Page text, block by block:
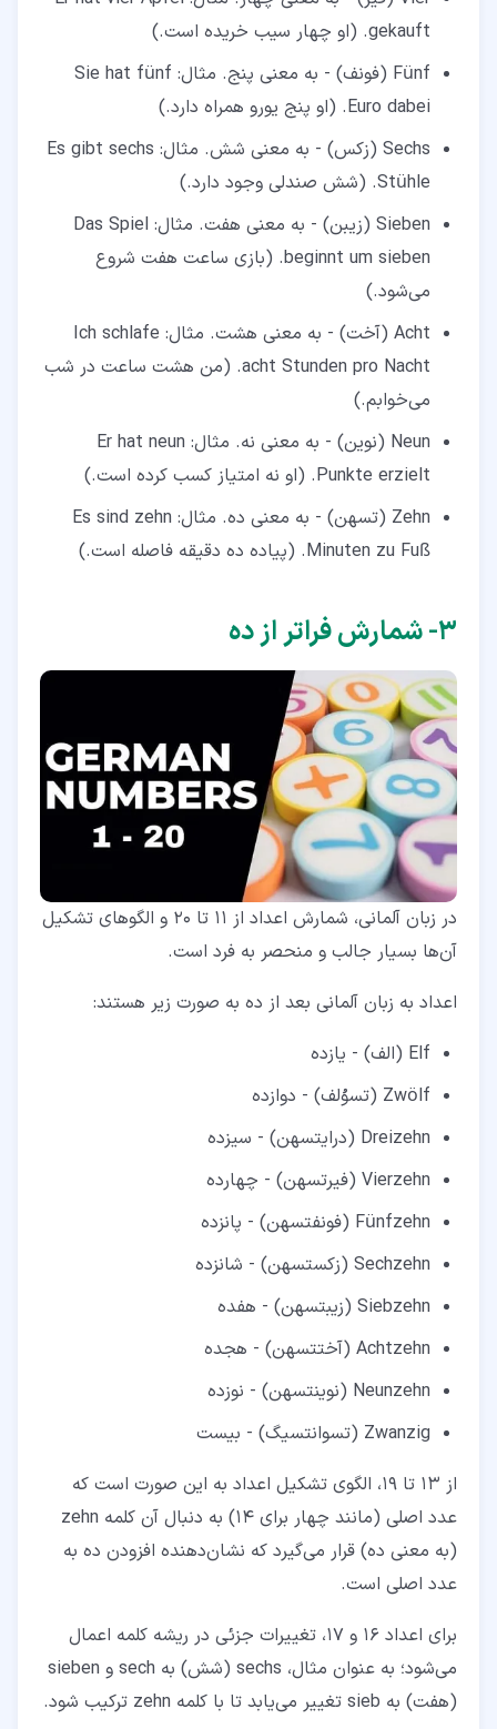
gekauft. (او چهار سیب خریده است.)
Fünf (فونف) - به معنی پنج. مثال: Sie hat fünf
Euro dabei. (او پنج یورو همراه دارد.)
Sechs (زکس) - به معنی شش. مثال: Es gibt sechs
Stühle. (شش صندلی وجود دارد.)
Sieben (زیبن) - به معنی هفت. مثال: Das Spiel
beginnt um sieben. (بازی ساعت هفت شروع
می‌شود.)
Acht (آخت) - به معنی هشت. مثال: Ich schlafe
acht Stunden pro Nacht. (من هشت ساعت در شب
می‌خوابم.)
Neun (نوین) - به معنی نه. مثال: Er hat neun
Punkte erzielt. (او نه امتیاز کسب کرده است.)
Zehn (تسهن) - به معنی ده. مثال: Es sind zehn
Minuten zu Fuß. (پیاده ده دقیقه فاصله است.)
۳‏- شمارش فراتر از ده
در زبان آلمانی، شمارش اعداد از 11 تا 20 و الگوهای تشکیل
آن‌ها بسیار جالب و منحصر به فرد است.
اعداد به زبان آلمانی بعد از ده به صورت زیر هستند:
Elf (الف) - یازده
Zwölf (تسوُلف) - دوازده
Dreizehn (درایتسهن) - سیزده
Vierzehn (فیرتسهن) - چهارده
Fünfzehn (فونفتسهن) - پانزده
Sechzehn (زکستسهن) - شانزده
Siebzehn (زیبتسهن) - هفده
Achtzehn (آختتسهن) - هجده
Neunzehn (نوینتسهن) - نوزده
Zwanzig (تسوانتسیگ) - بیست
از 13 تا 19، الگوی تشکیل اعداد به این صورت است که
عدد اصلی (مانند چهار برای 14) به دنبال آن کلمه zehn
(به معنی ده) قرار می‌گیرد که نشان‌دهنده افزودن ده به
عدد اصلی است.
برای اعداد 16 و 17، تغییرات جزئی در ریشه کلمه اعمال
می‌شود؛ به عنوان مثال، sechs (شش) به sech و sieben
(هفت) به sieb تغییر می‌یابد تا با کلمه zehn ترکیب شود.